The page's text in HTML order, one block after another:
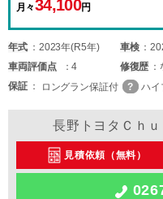
月々34,100円
年式 2023年(R5年) 車検
車両評価点 4 修復歴
保証
ロングラン保証付 ハイ
長野トヨタＣｈ
見積依頼（無料）